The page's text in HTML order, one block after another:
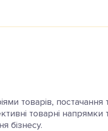
товарів, постачання
товарні напрямки
бізнесу.